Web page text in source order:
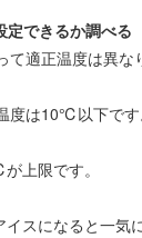
定できるか調べる
適正温度は異な
度は10℃以下です
上限です。
スになると一気